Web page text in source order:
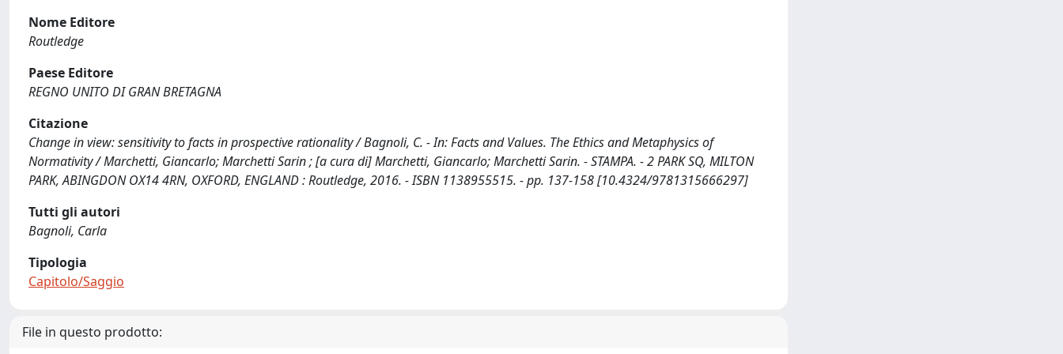
Nome Editore
Routledge
Paese Editore
REGNO UNITO DI GRAN BRETAGNA
Citazione
Change in view: sensitivity to facts in prospective rationality / Bagnoli, C. - In: Facts and Values. The Ethics and Metaphysics of
Normativity / Marchetti, Giancarlo; Marchetti Sarin ; [a cura di] Marchetti, Giancarlo; Marchetti Sarin. - STAMPA. - 2 PARK SQ, MILTON
PARK, ABINGDON OX14 4RN, OXFORD, ENGLAND : Routledge, 2016. - ISBN 1138955515. - pp. 137-158 [10.4324/9781315666297]
Tutti gli autori
Bagnoli, Carla
Tipologia
Capitolo/Saggio
File in questo prodotto: